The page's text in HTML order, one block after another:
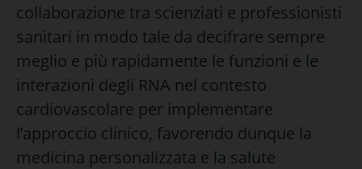
collaborazione tra scienziati e professionisti
sanitari in modo tale da decifrare sempre
meglio e più rapidamente le funzioni e le
interazioni degli RNA nel contesto
cardiovascolare per implementare
l’approccio clinico, favorendo dunque la
medicina personalizzata e la salute